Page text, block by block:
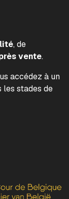
, de
vente.
accédez à un
les stades de